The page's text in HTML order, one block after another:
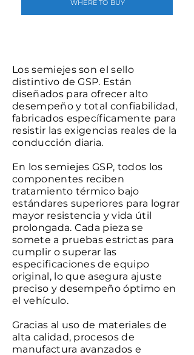
WHERE TO BUY
Los semiejes son el sello
distintivo de GSP. Están
diseñados para ofrecer alto
desempeño y total confiabilidad,
fabricados específicamente para
resistir las exigencias reales de la
conducción diaria.
En los semiejes GSP, todos los
componentes reciben
tratamiento térmico bajo
estándares superiores para lograr
mayor resistencia y vida útil
prolongada. Cada pieza se
somete a pruebas estrictas para
cumplir o superar las
especificaciones de equipo
original, lo que asegura ajuste
preciso y desempeño óptimo en
el vehículo.
Gracias al uso de materiales de
alta calidad, procesos de
manufactura avanzados e